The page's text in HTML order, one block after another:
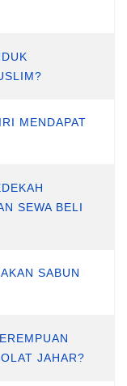
MENDAPAT
SEWA BELI
SABUN
JAHAR?